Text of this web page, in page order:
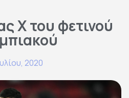
Χ του φετινού
2020